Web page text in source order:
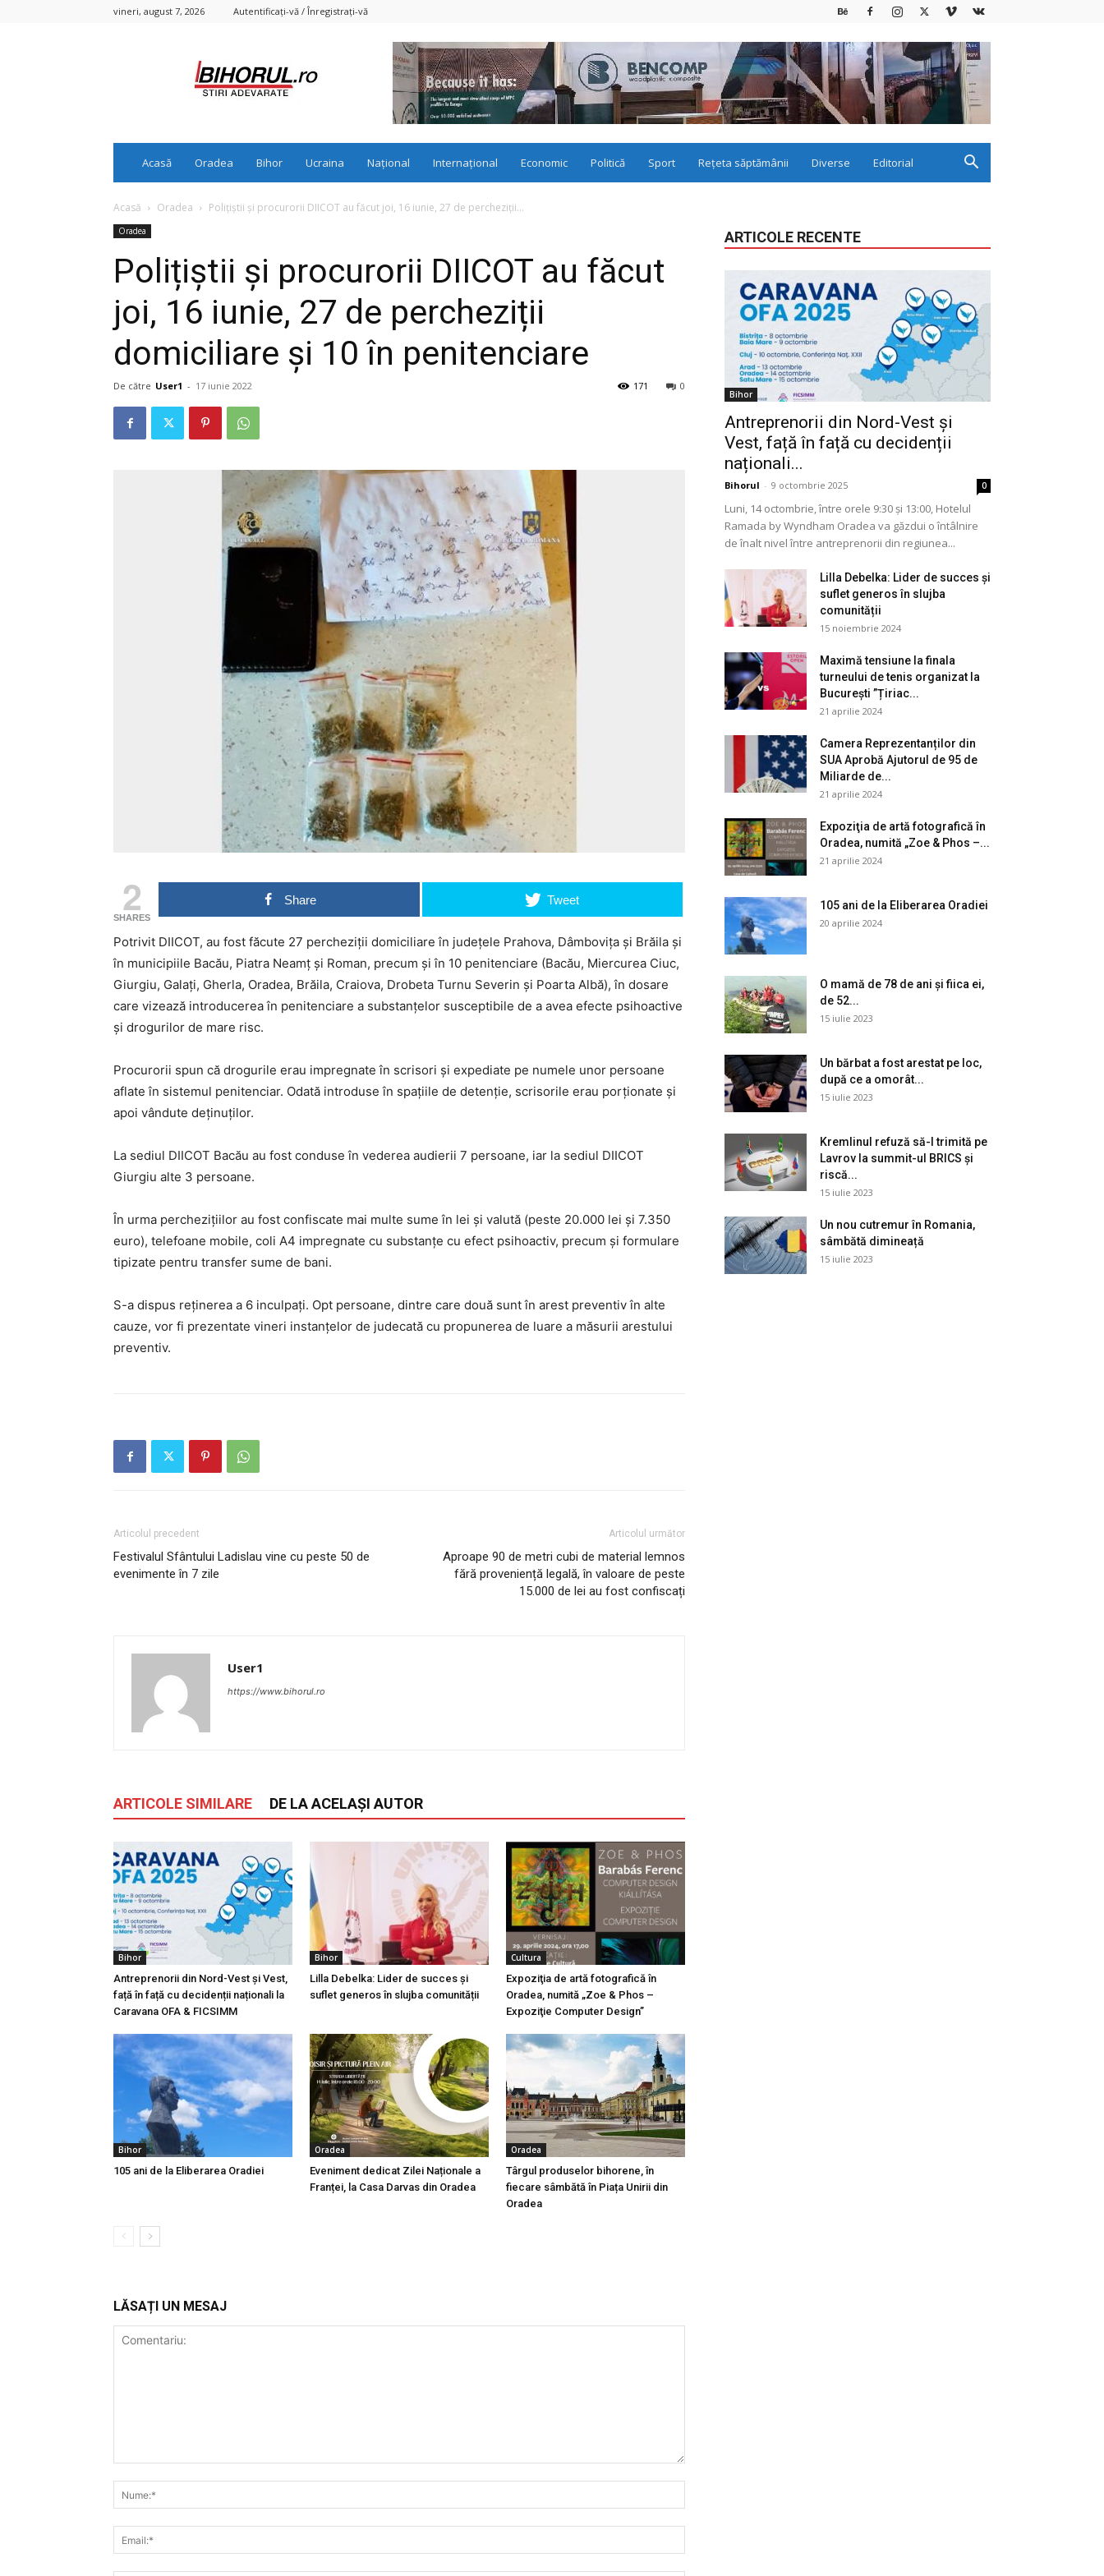
vineri, august 7, 2026 Autentificați-vă / Înregistrați-vă
Acasă Oradea Bihor Ucraina Național Internațional Economic Politică Sport Rețeta săptămânii Diverse Editorial
Acasă Oradea Polițiștii și procurorii DIICOT au făcut joi, 16 iunie, 27 de percheziții...
Oradea
Polițiștii și procurorii DIICOT au făcut
joi, 16 iunie, 27 de percheziții
domiciliare şi 10 în penitenciare
De către User1 - 17 iunie 2022 0
171
2
SHARES
Share Tweet
Potrivit DIICOT, au fost făcute 27 percheziții domiciliare în judeţele Prahova, Dâmboviţa şi Brăila și
în municipiile Bacău, Piatra Neamț și Roman, precum şi în 10 penitenciare (Bacău, Miercurea Ciuc,
Giurgiu, Galaţi, Gherla, Oradea, Brăila, Craiova, Drobeta Turnu Severin şi Poarta Albă), în dosare
care vizează introducerea în penitenciare a substanțelor susceptibile de a avea efecte psihoactive
şi drogurilor de mare risc.
Procurorii spun că drogurile erau impregnate în scrisori şi expediate pe numele unor persoane
aflate în sistemul penitenciar. Odată introduse în spaţiile de detenţie, scrisorile erau porţionate şi
apoi vândute deţinuţilor.
La sediul DIICOT Bacău au fost conduse în vederea audierii 7 persoane, iar la sediul DIICOT
Giurgiu alte 3 persoane.
În urma perchezițiilor au fost confiscate mai multe sume în lei și valută (peste 20.000 lei și 7.350
euro), telefoane mobile, coli A4 impregnate cu substanțe cu efect psihoactiv, precum și formulare
tipizate pentru transfer sume de bani.
S-a dispus reținerea a 6 inculpați. Opt persoane, dintre care două sunt în arest preventiv în alte
cauze, vor fi prezentate vineri instanțelor de judecată cu propunerea de luare a măsurii arestului
preventiv.
Articolul precedent
Festivalul Sfântului Ladislau vine cu peste 50 de
evenimente în 7 zile
Articolul următor
Aproape 90 de metri cubi de material lemnos
fără proveniență legală, în valoare de peste
15.000 de lei au fost confiscați
User1
https://www.bihorul.ro
ARTICOLE SIMILARE DE LA ACELAȘI AUTOR
Bihor
Antreprenorii din Nord-Vest și Vest,
față în față cu decidenții naționali la
Caravana OFA & FICSIMM
Bihor
Lilla Debelka: Lider de succes și
suflet generos în slujba comunității
Cultura
Expoziţia de artă fotografică în
Oradea, numită „Zoe & Phos –
Expoziţie Computer Design”
Bihor
105 ani de la Eliberarea Oradiei
Oradea
Eveniment dedicat Zilei Naționale a
Franței, la Casa Darvas din Oradea
Oradea
Târgul produselor bihorene, în
fiecare sâmbătă în Piața Unirii din
Oradea
LĂSAȚI UN MESAJ
ARTICOLE RECENTE
Bihor
Antreprenorii din Nord-Vest și
Vest, față în față cu decidenții
naționali...
Bihorul - 9 octombrie 2025 0
Luni, 14 octombrie, între orele 9:30 și 13:00, Hotelul
Ramada by Wyndham Oradea va găzdui o întâlnire
de înalt nivel între antreprenorii din regiunea...
Lilla Debelka: Lider de succes și
suflet generos în slujba
comunității
15 noiembrie 2024
Maximă tensiune la finala
turneului de tenis organizat la
București ”Țiriac...
21 aprilie 2024
Camera Reprezentanților din
SUA Aprobă Ajutorul de 95 de
Miliarde de...
21 aprilie 2024
Expoziţia de artă fotografică în
Oradea, numită „Zoe & Phos –...
21 aprilie 2024
105 ani de la Eliberarea Oradiei
20 aprilie 2024
O mamă de 78 de ani și fiica ei,
de 52...
15 iulie 2023
Un bărbat a fost arestat pe loc,
după ce a omorât...
15 iulie 2023
Kremlinul refuză să-l trimită pe
Lavrov la summit-ul BRICS și
riscă...
15 iulie 2023
Un nou cutremur în Romania,
sâmbătă dimineață
15 iulie 2023